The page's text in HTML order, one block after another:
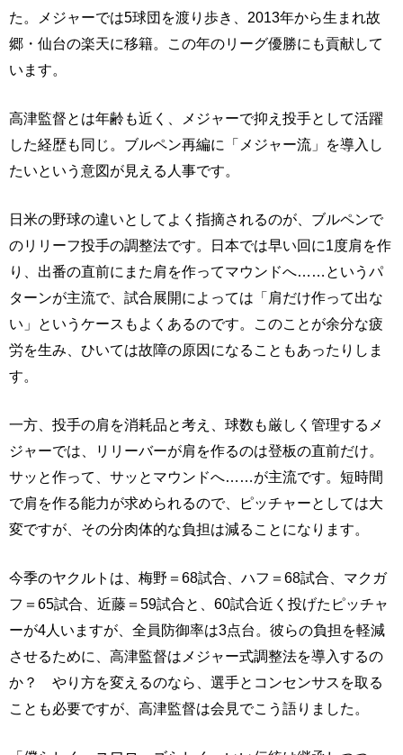
た。メジャーでは5球団を渡り歩き、2013年から生まれ故
郷・仙台の楽天に移籍。この年のリーグ優勝にも貢献して
います。
高津監督とは年齢も近く、メジャーで抑え投手として活躍
した経歴も同じ。ブルペン再編に「メジャー流」を導入し
たいという意図が見える人事です。
日米の野球の違いとしてよく指摘されるのが、ブルペンで
のリリーフ投手の調整法です。日本では早い回に1度肩を作
り、出番の直前にまた肩を作ってマウンドへ……というパ
ターンが主流で、試合展開によっては「肩だけ作って出な
い」というケースもよくあるのです。このことが余分な疲
労を生み、ひいては故障の原因になることもあったりしま
す。
一方、投手の肩を消耗品と考え、球数も厳しく管理するメ
ジャーでは、リリーバーが肩を作るのは登板の直前だけ。
サッと作って、サッとマウンドへ……が主流です。短時間
で肩を作る能力が求められるので、ピッチャーとしては大
変ですが、その分肉体的な負担は減ることになります。
今季のヤクルトは、梅野＝68試合、ハフ＝68試合、マクガ
フ＝65試合、近藤＝59試合と、60試合近く投げたピッチャ
ーが4人いますが、全員防御率は3点台。彼らの負担を軽減
させるために、高津監督はメジャー式調整法を導入するの
か？ やり方を変えるのなら、選手とコンセンサスを取る
ことも必要ですが、高津監督は会見でこう語りました。